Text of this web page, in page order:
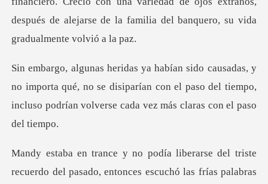
después de alejarse
mporta qué, no se disiparían con el paso del tiempo,
incluso
entonces escuchó las frías palabras